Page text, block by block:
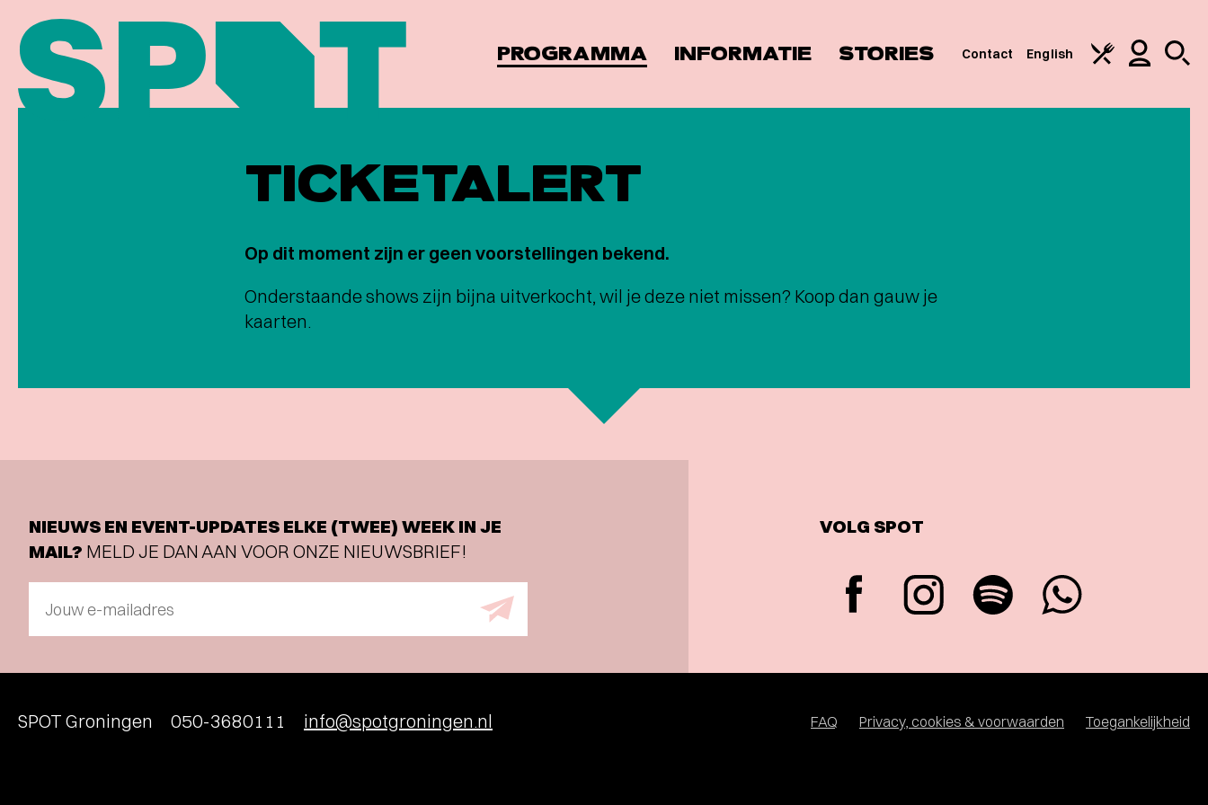
PROGRAMMA INFORMATIE STORIES Contact English
TICKETALERT
Op dit moment zijn er geen voorstellingen bekend.
Onderstaande shows zijn bijna uitverkocht, wil je deze niet missen? Koop dan gauw je
kaarten.
NIEUWS EN EVENT-UPDATES ELKE (TWEE) WEEK IN JE
MAIL? MELD JE DAN AAN VOOR ONZE NIEUWSBRIEF!
Jouw e-mailadres
VOLG SPOT
SPOT Groningen 050-3680111 info@spotgroningen.nl FAQ Privacy, cookies & voorwaarden Toegankelijkheid